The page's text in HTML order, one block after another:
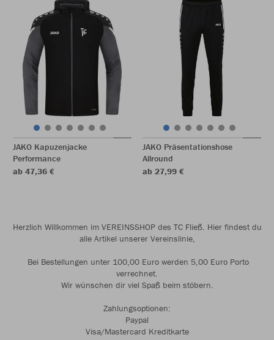
JAKO Kapuzenjacke
Performance
ab 47,36 €
JAKO Präsentationshose
Allround
ab 27,99 €
Herzlich Willkommen im VEREINSSHOP des TC Fließ. Hier findest du
alle Artikel unserer Vereinslinie,
Bei Bestellungen unter 100,00 Euro werden 5,00 Euro Porto
verrechnet.
Wir wünschen dir viel Spaß beim stöbern.
Zahlungsoptionen:
Paypal
Visa/Mastercard Kreditkarte